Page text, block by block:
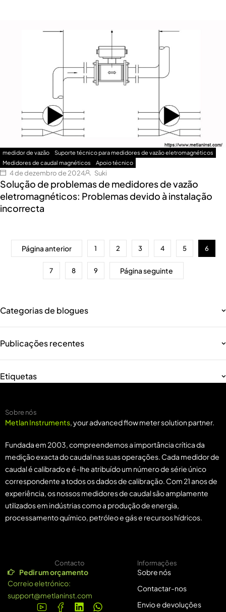
medidor de vazão
Suporte técnico para medidores de vazão eletromagnéticos
Medidores de caudal magnéticos
Apoio técnico
4 de dezembro de 2024 Suki
Solução de problemas de medidores de vazão
eletromagnéticos: Problemas devido à instalação
incorrecta
Página anterior 1 2 3 4 5 6
7 8 9 Página seguinte
Categorias de blogues
Publicações recentes
Etiquetas
Sobre nós
Metlan Instruments , your advanced flow meter solution partner.
Fundada em 2003, compreendemos a importância crítica da
medição exacta do caudal nas suas operações. Cada medidor de
caudal é calibrado e é-lhe atribuído um número de série único
correspondente a todos os dados de calibração. Com 21 anos de
experiência, os nossos medidores de caudal são amplamente
utilizados em indústrias como a produção de energia,
processamento químico, petróleo e gás e recursos hídricos.
Contacto
Pedir um orçamento
Correio eletrónico:
support@metlaninst.com
Informações
Sobre nós
Contactar-nos
Envio e devoluções